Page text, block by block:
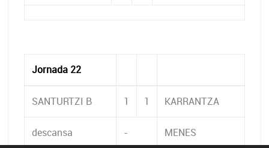
Jornada 22
SANTURTZI B 1 1 KARRANTZA
descansa - MENES